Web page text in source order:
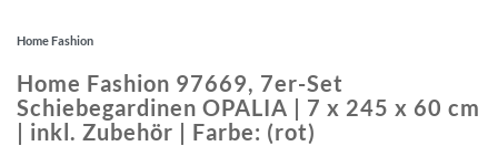
Home Fashion
Home Fashion 97669, 7er-Set
Schiebegardinen OPALIA | 7 x 245 x 60 cm
| inkl. Zubehör | Farbe: (rot)